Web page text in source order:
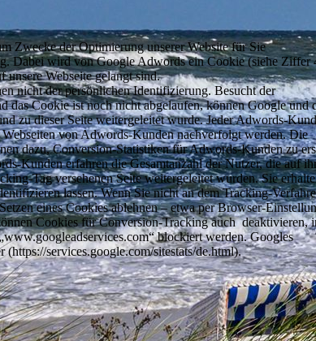
Zwecke der Optimierung unserer Website für Sie
Dabei wird von Google Adwords ein Cookie (siehe Ziffer
unsere Webseite gelangt sind.
nicht der persönlichen Identifizierung. Besucht der
das Cookie ist noch nicht abgelaufen, können Google und
zu dieser Seite weitergeleitet wurde. Jeder Adwords-
von Adwords-Kunden nachverfolgt werden. Die
dazu, Conversion-Statistiken für Adwords-Kunden zu
Kunden erfahren die Gesamtanzahl der Nutzer, die auf
Tag versehenen Seite weitergeleitet wurden. Sie
lassen. Wenn Sie nicht an dem Tracking-
eines Cookies ablehnen – etwa per Browser-
Cookies für Conversion-Tracking auch deaktivieren,
blockiert werden. Googles
services.google.com/sitestats/de.html).